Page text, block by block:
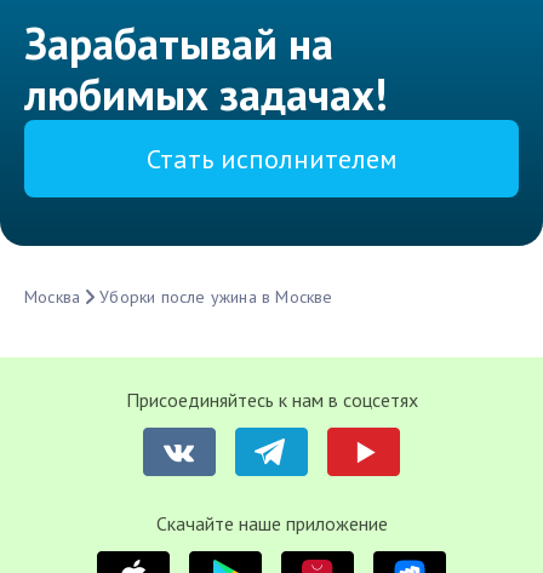
Зарабатывай на
любимых задачах!
Стать исполнителем
Москва Уборки после ужина в Москве
Присоединяйтесь к нам в соцсетях
Cкачайте наше приложение